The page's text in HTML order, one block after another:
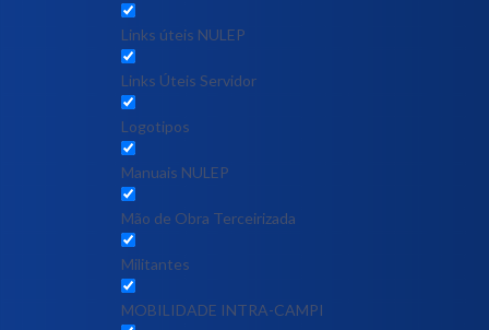
Links úteis NULEP
Links Úteis Servidor
Logotipos
Manuais NULEP
Mão de Obra Terceirizada
Militantes
MOBILIDADE INTRA-CAMPI